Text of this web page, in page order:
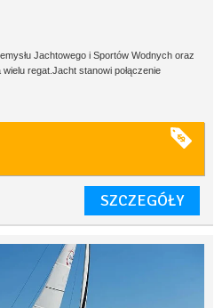
Jachtowego i Sportów Wodnych oraz
regat.Jacht stanowi połączenie
SZCZEGÓŁY